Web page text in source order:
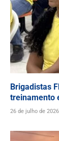
Brigadistas
treinamento
26 de julho de 2026